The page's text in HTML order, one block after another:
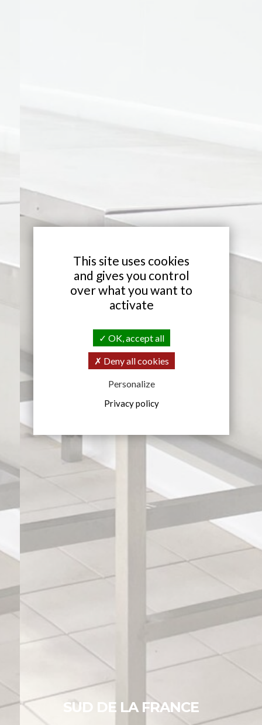
SUD DE LA FRANCE
This site uses cookies
and gives you control
over what you want to
activate
OK, accept all
Deny all cookies
Personalize
Privacy policy